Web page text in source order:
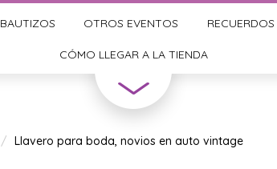
BAUTIZOS OTROS EVENTOS RECUERDOS
CÓMO LLEGAR A LA TIENDA
Llavero para boda, novios en auto vintage